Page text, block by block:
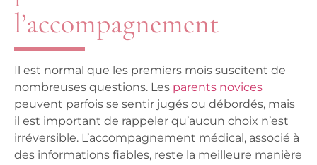
l’accompagnement
Il est normal que les premiers mois suscitent de
nombreuses questions. Les parents novices
peuvent parfois se sentir jugés ou débordés, mais
il est important de rappeler qu’aucun choix n’est
irréversible. L’accompagnement médical, associé à
des informations fiables, reste la meilleure manière